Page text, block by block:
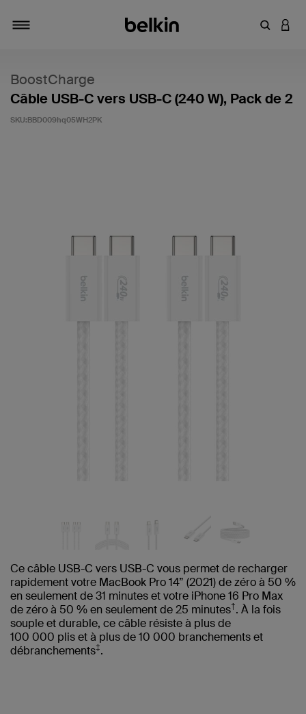
Saisir
BoostCharge
Câble USB-C vers USB-C (240 W), Pack de 2
SKU:BBD009hq05WH2PK
Ce câble USB-C vers USB-C vous permet de recharger
rapidement votre MacBook Pro 14” (2021) de zéro à 50 %
en seulement de 31 minutes et votre iPhone 16 Pro Max
de zéro à 50 % en seulement de 25 minutes†. À la fois
souple et durable, ce câble résiste à plus de
100 000 plis et à plus de 10 000 branchements et
débranchements‡.